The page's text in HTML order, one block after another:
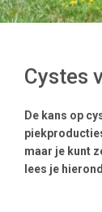
Cystes
De kans op
maar je kunt
lees je